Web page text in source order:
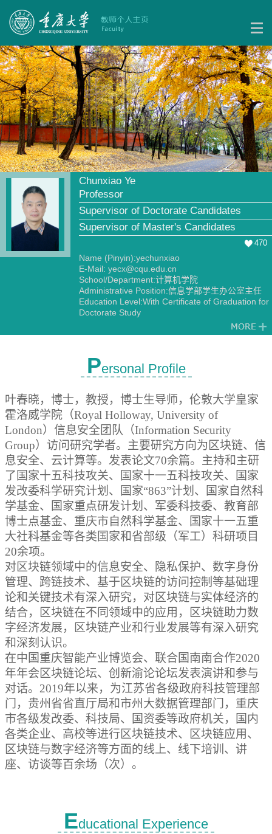
Chunxiao Ye
Professor
Supervisor of Doctorate Candidates
Supervisor of Master's Candidates
470
Name (Pinyin):yechunxiao
E-Mail: yecx@cqu.edu.cn
School/Department:计算机学院
Administrative Position:信息学部学生办公室主任
Education Level:With Certificate of Graduation for
Doctorate Study
Gender:Male
Degree:Doctoral degree
Status:Employed
Alma Mater:重庆大学
Engineering
Computer Applications Technology
Personal Profile
叶春晓，博士，教授，博士生导师，伦敦大学皇家
霍洛威学院（Royal Holloway, University of
London）信息安全团队（Information Security
Group）访问研究学者。主要研究方向为区块链、信
息安全、云计算等。发表论文70余篇。主持和主研
了国家十五科技攻关、国家十一五科技攻关、国家
发改委科学研究计划、国家“863”计划、国家自然科
学基金、国家重点研发计划、军委科技委、教育部
博士点基金、重庆市自然科学基金、国家十一五重
大社科基金等各类国家和省部级（军工）科研项目
20余项。
对区块链领域中的信息安全、隐私保护、数字身份
管理、跨链技术、基于区块链的访问控制等基础理
论和关键技术有深入研究，对区块链与实体经济的
结合，区块链在不同领域中的应用，区块链助力数
字经济发展，区块链产业和行业发展等有深入研究
和深刻认识。
在中国重庆智能产业博览会、联合国南南合作2020
年年会区块链论坛、创新渝论论坛发表演讲和参与
对话。2019年以来，为江苏省各级政府科技管理部
门，贵州省省直厅局和市州大数据管理部门，重庆
市各级发改委、科技局、国资委等政府机关，国内
各类企业、高校等进行区块链技术、区块链应用、
区块链与数字经济等方面的线上、线下培训、讲
座、访谈等百余场（次）。
Educational Experience